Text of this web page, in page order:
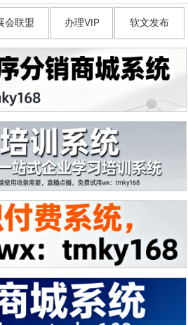
会联盟 办理VIP 软文发布